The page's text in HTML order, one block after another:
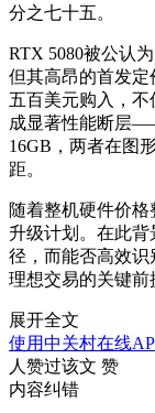
分之七十五。
RTX 5080被公认
但其高昂的首发定
五百美元购入，
成显著性能断层
16GB，两者在图
距。
随着整机硬件价
升级计划。在此
径，而能否高效
理想交易的关键前
展开全文
使用中关村在线
人赞过该文 赞
内容纠错